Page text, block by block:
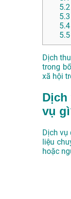
5.2
5.3
5.4
5.5
Dịch
trong
xã hội
Dịch
vụ
Dịch
liệu
hoặc